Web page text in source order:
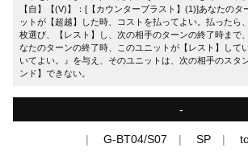
【自】【(V)】：[【カウンターブラスト】(1)]あなたのタ
ットが【超越】した時、コストを払ってよい。払ったら
枚選び、【レスト】し、次の相手のターンの終了時まで
なたのターンの終了時、このユニットが【レスト】して
いてよい。』を与え、そのユニットは、次の相手のスタ
ンド】できない。
-
G-BT04/S07 SP